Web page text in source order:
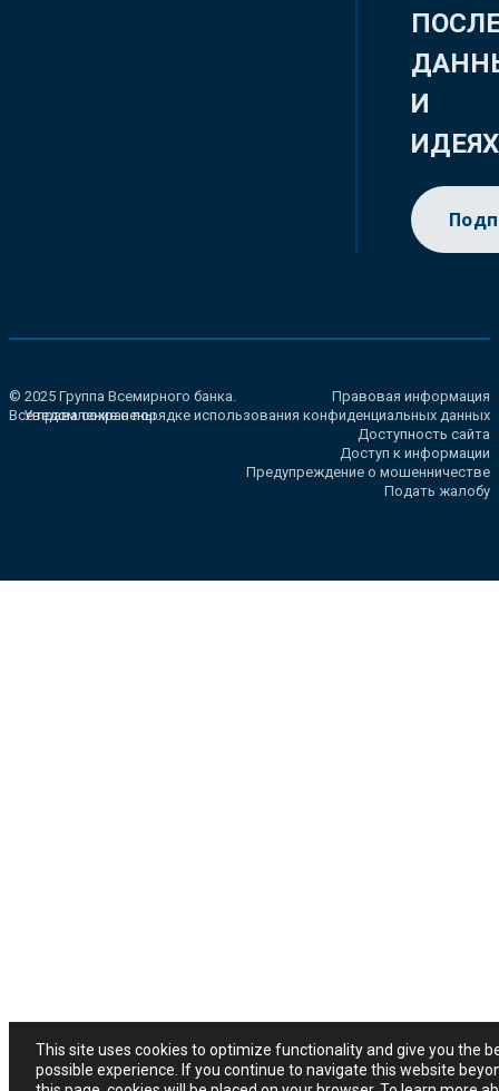
И
ИДЕЯХ
© 2025 Группа Всемирного банка.
Все права сохранены.
Правовая информация
Уведомление о порядке использования конфиденциальных данных
Доступность сайта
Доступ к информации
Предупреждение о мошенничестве
Подать жалобу
This site uses cookies to optimize functionality and give you the
possible experience. If you continue to navigate this website